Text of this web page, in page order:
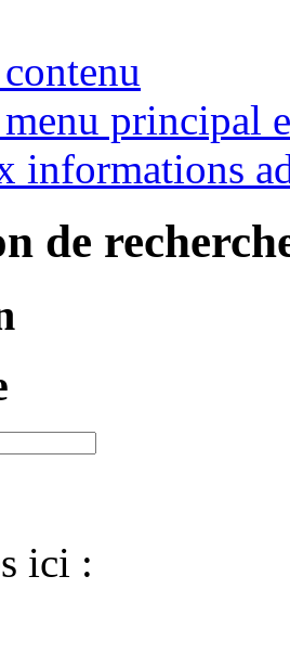
principal
informations
de
ici :